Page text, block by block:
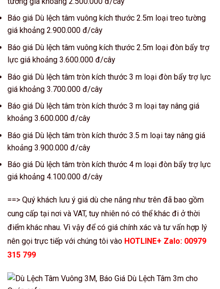
Báo giá Dù lệch tâm vuông kích thước 2.5m loại treo tường
giá khoảng 2.900.000 đ/cây
Báo giá Dù lệch tâm vuông kích thước 2.5m loại đòn bẩy trợ
lực giá khoảng 3.600.000 đ/cây
Báo giá Dù lệch tâm tròn kích thước 3 m loại đòn bẩy trợ lực
giá khoảng 3.700.000 đ/cây
Báo giá Dù lệch tâm tròn kích thước 3 m loại tay nâng giá
khoảng 3.600.000 đ/cây
Báo giá Dù lệch tâm tròn kích thước 3.5 m loại tay nâng giá
khoảng 3.900.000 đ/cây
Báo giá Dù lệch tâm tròn kích thước 4 m loại đòn bẩy trợ lực
giá khoảng 4.100.000 đ/cây
==> Quý khách lưu ý giá dù che nắng như trên đã bao gồm
cung cấp tại nơi và VAT, tuy nhiên nó có thể khác đi ở thời
điểm khác nhau. Vì vậy để có giá chính xác và tư vấn hợp lý
nên gọi trực tiếp với chúng tôi vào HOTLINE+ Zalo: 00979
315 799